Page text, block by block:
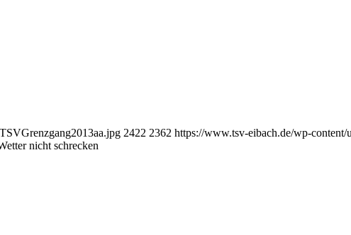
2422 2362 https://www.tsv-eibach.de/wp-
nicht schrecken